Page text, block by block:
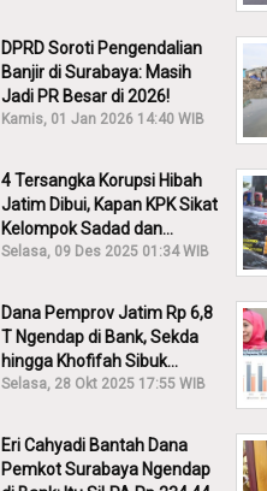
DPRD Soroti Pengendalian
Banjir di Surabaya: Masih
Jadi PR Besar di 2026!
Kamis, 01 Jan 2026 14:40 WIB
4 Tersangka Korupsi Hibah
Jatim Dibui, Kapan KPK Sikat
Kelompok Sadad dan
Iskandar?
Selasa, 09 Des 2025 01:34 WIB
Dana Pemprov Jatim Rp 6,8
T Ngendap di Bank, Sekda
hingga Khofifah Sibuk
Membantah!
Selasa, 28 Okt 2025 17:55 WIB
Eri Cahyadi Bantah Dana
Pemkot Surabaya Ngendap